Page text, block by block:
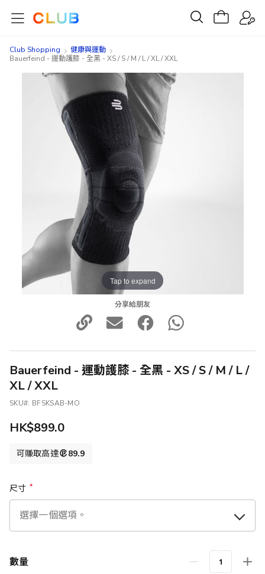
Club Shopping
健康與運動
Bauerfeind - 運動護膝 - 全黑 - XS / S / M / L / XL / XXL
Tap to expand
分享給朋友
Bauerfeind - 運動護膝 - 全黑 - XS / S / M / L /
XL / XXL
SKU BFSKSAB-MO
HK$899.0
可賺取高達 89.9
尺寸
數量